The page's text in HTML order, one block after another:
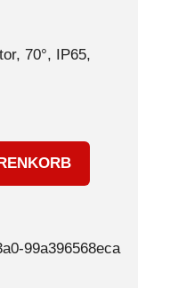
70°, IP65,
99a396568eca